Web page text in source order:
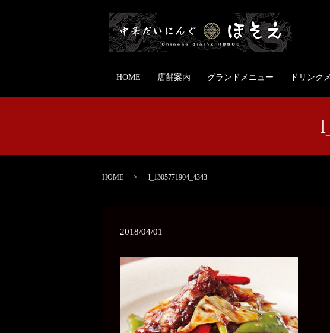
HOME 店舗案内 グランドメニュー ドリンク
HOME l_1305771904_4343
2018/04/01